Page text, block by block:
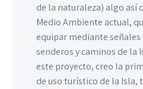
de la naturaleza) algo así
Medio Ambiente actual,
equipar mediante
senderos y caminos de la
este proyecto, creo la
de uso turístico de la